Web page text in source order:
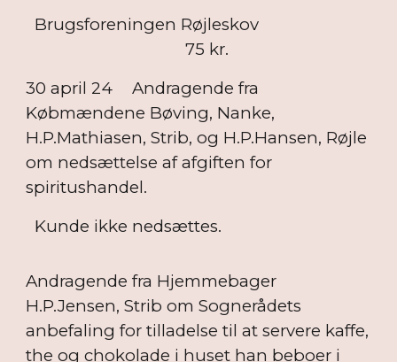
Brugsforeningen Røjleskov
75 kr.
30 april 24
Andragende fra
Købmændene Bøving, Nanke,
H.P.Mathiasen, Strib, og H.P.Hansen, Røjle
om nedsættelse af afgiften for
spiritushandel.
Kunde ikke nedsættes.
Andragende fra Hjemmebager
H.P.Jensen, Strib om Sognerådets
anbefaling for tilladelse til at servere kaffe,
the og chokolade i huset han beboer i